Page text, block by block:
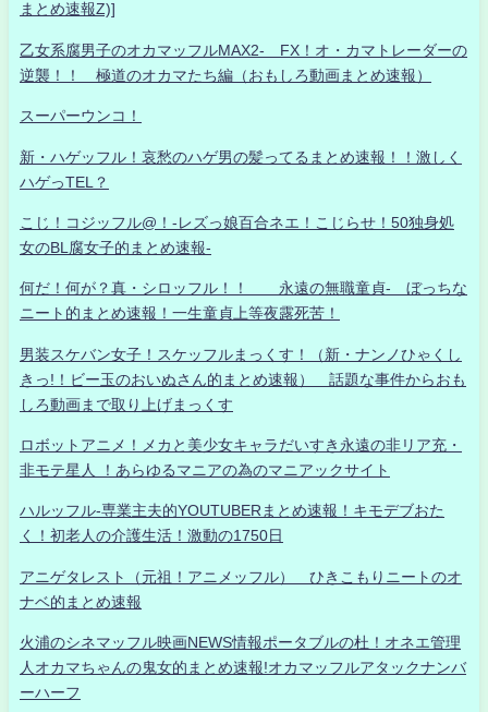
まとめ速報Z)]
乙女系腐男子のオカマッフルMAX2- FX！オ・カマトレーダーの
逆襲！！ 極道のオカマたち編（おもしろ動画まとめ速報）
スーパーウンコ！
新・ハゲッフル！哀愁のハゲ男の髪ってるまとめ速報！！激しく
ハゲっTEL？
こじ！コジッフル@！-レズっ娘百合ネエ！こじらせ！50独身処
女のBL腐女子的まとめ速報-
何だ！何が？真・シロッフル！！ 永遠の無職童貞- ぼっちな
ニート的まとめ速報！一生童貞上等夜露死苦！
男装スケバン女子！スケッフルまっくす！（新・ナンノひゃくし
きっ!！ビー玉のおいぬさん的まとめ速報） 話題な事件からおも
しろ動画まで取り上げまっくす
ロボットアニメ！メカと美少女キャラだいすき永遠の非リア充・
非モテ星人 ！あらゆるマニアの為のマニアックサイト
ハルッフル-専業主夫的YOUTUBERまとめ速報！キモデブおた
く！初老人の介護生活！激動の1750日
アニゲタレスト（元祖！アニメッフル） ひきこもりニートのオ
ナベ的まとめ速報
火浦のシネマッフル映画NEWS情報ポータブルの杜！オネエ管理
人オカマちゃんの鬼女的まとめ速報!オカマッフルアタックナンバ
ーハーフ